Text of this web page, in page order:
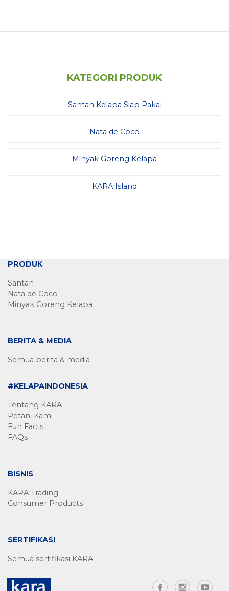
KATEGORI PRODUK
Santan Kelapa Siap Pakai
Nata de Coco
Minyak Goreng Kelapa
KARA Island
PRODUK
Santan
Nata de Coco
Minyak Goreng Kelapa
BERITA & MEDIA
Semua berita & media
#KELAPAINDONESIA
Tentang KARA
Petani Kami
Fun Facts
FAQs
BISNIS
KARA Trading
Consumer Products
SERTIFIKASI
Semua sertifikasi KARA